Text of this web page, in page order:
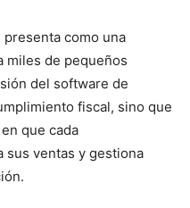
presenta como una
miles de pequeños
del software de
fiscal, sino que
que cada
sus ventas y gestiona